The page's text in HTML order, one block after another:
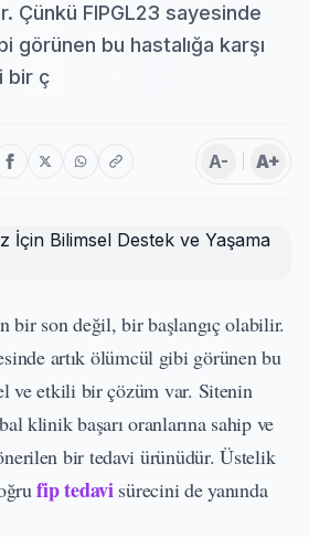
Çünkü FIPGL23 sayesinde
görünen bu hastalığa karşı
bir ç
A- A+
bir son değil, bir başlangıç olabilir.
artık ölümcül gibi görünen bu
ve etkili bir çözüm var. Sitenin
klinik başarı oranlarına sahip ve
bir tedavi ürünüdür. Üstelik
fip tedavisürecini de yanında